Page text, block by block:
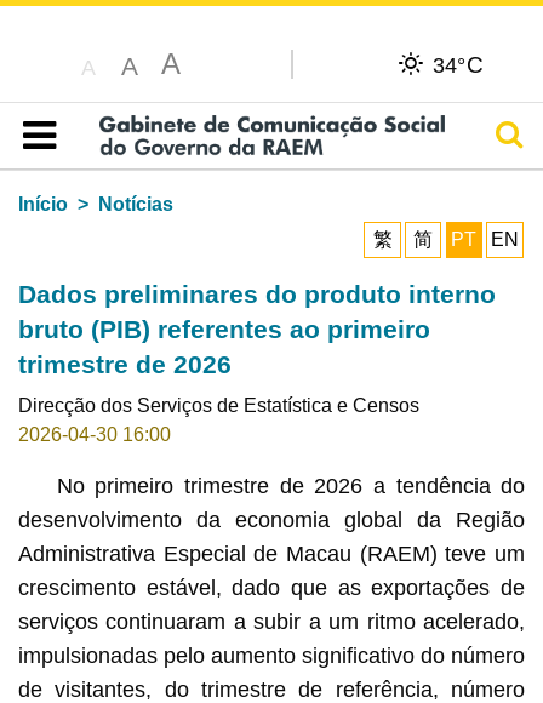
A A A 34°C
Índice
Início
Notícias
繁
简 PT EN
Dados preliminares do produto interno
bruto (PIB) referentes ao primeiro
trimestre de 2026
Direcção dos Serviços de Estatística e Censos
2026-04-30 16:00
No primeiro trimestre de 2026 a tendência do
desenvolvimento da economia global da Região
Administrativa Especial de Macau (RAEM) teve um
crescimento estável, dado que as exportações de
serviços continuaram a subir a um ritmo acelerado,
impulsionadas pelo aumento significativo do número
de visitantes, do trimestre de referência, número